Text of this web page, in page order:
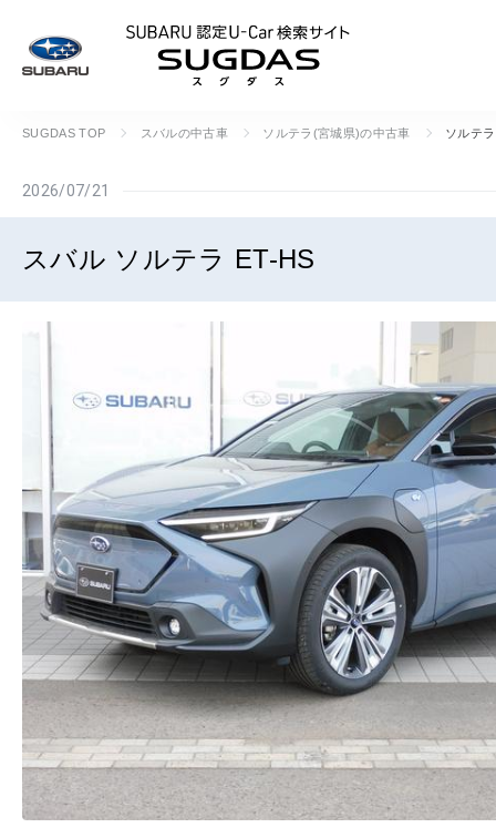
SUGDAS TOP スバルの中古車 ソルテラ(宮城県)の中古車 ソルテ
2026/07/21
スバル ソルテラ ET-HS